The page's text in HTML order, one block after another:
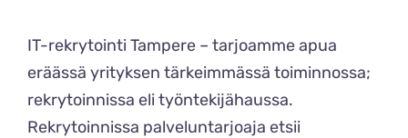
IT-rekrytointi Tampere – tarjoamme apua
eräässä yrityksen tärkeimmässä toiminnossa;
rekrytoinnissa eli työntekijähaussa.
Rekrytoinnissa palveluntarjoaja etsii